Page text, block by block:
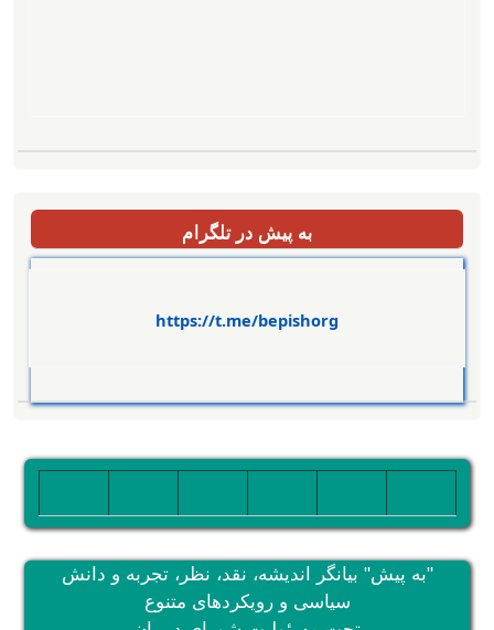
به پیش در تلگرام
https://t.me/bepishorg
"به پیش" بیانگر اندیشه، نقد، نظر، تجربه و دانش
سیاسی و رویکردهای متنوع